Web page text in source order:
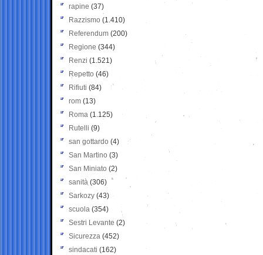
rapine (37)
Razzismo (1.410)
Referendum (200)
Regione (344)
Renzi (1.521)
Repetto (46)
Rifiuti (84)
rom (13)
Roma (1.125)
Rutelli (9)
san gottardo (4)
San Martino (3)
San Miniato (2)
sanità (306)
Sarkozy (43)
scuola (354)
Sestri Levante (2)
Sicurezza (452)
sindacati (162)